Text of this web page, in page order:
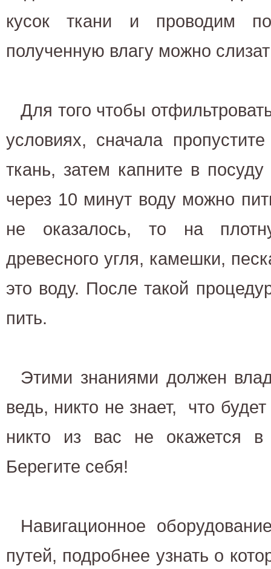
кусок ткани и проводим
полученную влагу можно
Для того чтобы
условиях, сначала
ткань, затем капните в
через 10 минут воду можно
не оказалось, то на
древесного угля, камешки,
это воду. После такой
пить.
Этими знаниями должен
ведь, никто не знает, что
никто из вас не окажется в
Берегите себя!
Навигационное
путей, подробнее узнать о